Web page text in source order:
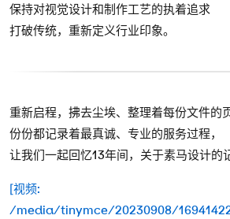
保持对视觉设计和制作⼯艺的执着追求
打破传统，重新定义⾏业印象。
重新启程，拂去尘埃、整理着每份文件的页
份份都记录着最真诚、专业的服务过程，
让我们一起回忆13年间，关于素马设计的
[视频:
/media/tinymce/20230908/